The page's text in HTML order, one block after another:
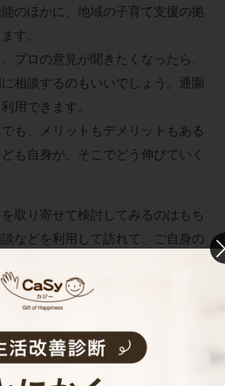
のほかに、地域の子育て支援の拠
す。
プロの意見が聞きたくなったら、
相談するのもいいでしょう。通園
用できます。
も、メリットもデメリットもある
も自身が、そこでどう伸びていく
取り寄せて検討してみるのはもち
などを利用して訪れて、ご自身の
かどうか、親としての第六感も案
子）